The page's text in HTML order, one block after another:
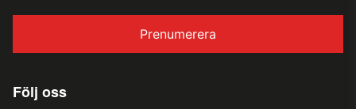
Prenumerera
Följ oss